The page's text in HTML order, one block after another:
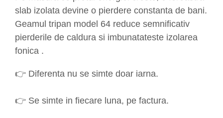
slab izolata devine o pierdere constanta de bani.
Geamul tripan model 64 reduce semnificativ
pierderile de caldura si imbunatateste izolarea
fonica .
👉 Diferenta nu se simte doar iarna.
👉 Se simte in fiecare luna, pe factura.